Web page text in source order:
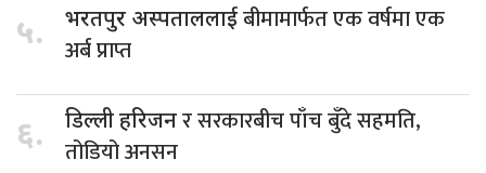
५. भरतपुर अस्पताललाईबीमामार्फत एक वर्षमा एक
अर्ब प्राप्त
६. डिल्ली हरिजनर सरकारबीच पाँच बुँदे सहमति,
तोडियो अनसन